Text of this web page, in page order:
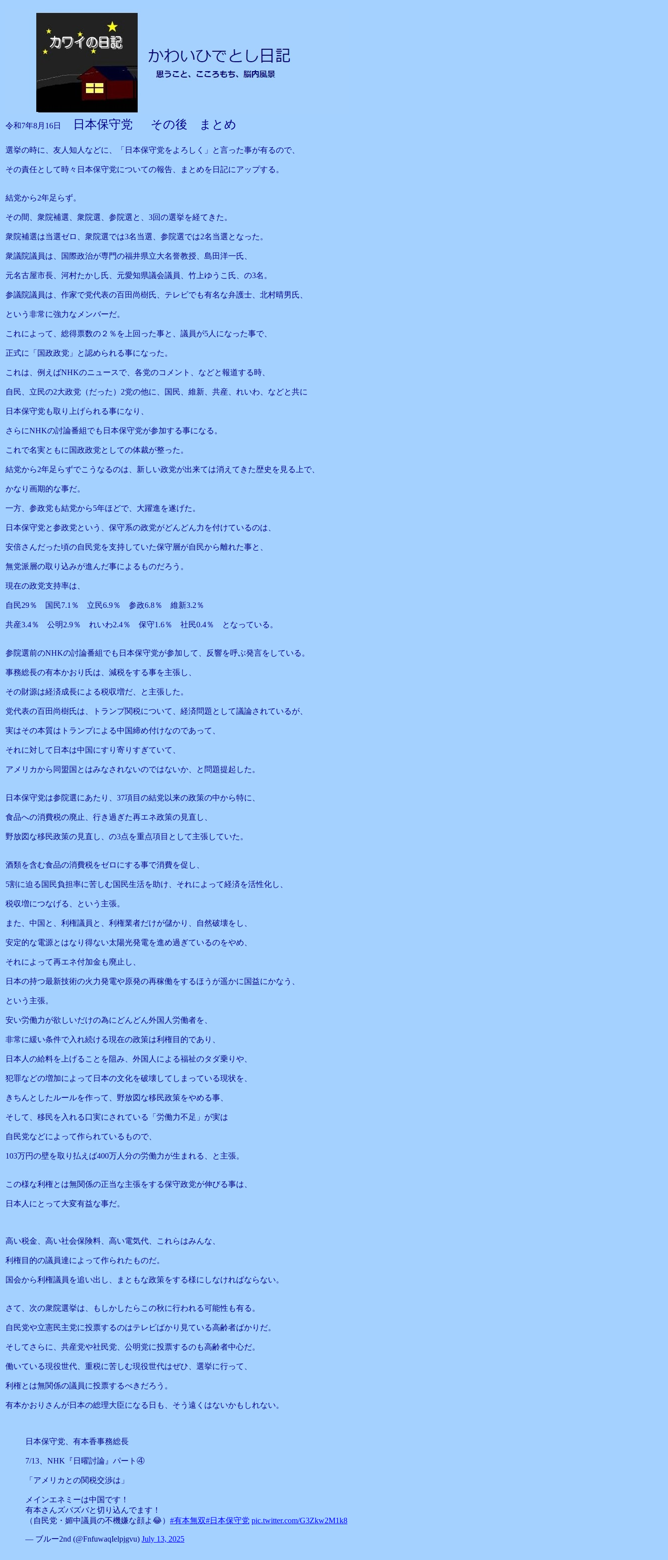
令和7年8月16日 日本保守党 その後 まとめ
選挙の時に、友人知人などに、「日本保守党をよろしく」と言った事が有るので、
その責任として時々日本保守党についての報告、まとめを日記にアップする。
結党から2年足らず。
その間、衆院補選、衆院選、参院選と、3回の選挙を経てきた。
衆院補選は当選ゼロ、衆院選では3名当選、参院選では2名当選となった。
衆議院議員は、国際政治が専門の福井県立大名誉教授、島田洋一氏、
元名古屋市長、河村たかし氏、元愛知県議会議員、竹上ゆうこ氏、の3名。
参議院議員は、作家で党代表の百田尚樹氏、テレビでも有名な弁護士、北村晴男氏、
という非常に強力なメンバーだ。
これによって、総得票数の２％を上回った事と、議員が5人になった事で、
正式に「国政政党」と認められる事になった。
これは、例えばNHKのニュースで、各党のコメント、などと報道する時、
自民、立民の2大政党（だった）2党の他に、国民、維新、共産、れいわ、などと共に
日本保守党も取り上げられる事になり、
さらにNHKの討論番組でも日本保守党が参加する事になる。
これで名実ともに国政政党としての体裁が整った。
結党から2年足らずでこうなるのは、新しい政党が出来ては消えてきた歴史を見る上で、
かなり画期的な事だ。
一方、参政党も結党から5年ほどで、大躍進を遂げた。
日本保守党と参政党という、保守系の政党がどんどん力を付けているのは、
安倍さんだった頃の自民党を支持していた保守層が自民から離れた事と、
無党派層の取り込みが進んだ事によるものだろう。
現在の政党支持率は、
自民29％ 国民7.1％ 立民6.9％ 参政6.8％ 維新3.2％
共産3.4％ 公明2.9％ れいわ2.4％ 保守1.6％ 社民0.4％ となっている。
参院選前のNHKの討論番組でも日本保守党が参加して、反響を呼ぶ発言をしている。
事務総長の有本かおり氏は、減税をする事を主張し、
その財源は経済成長による税収増だ、と主張した。
党代表の百田尚樹氏は、トランプ関税について、経済問題として議論されているが、
実はその本質はトランプによる中国締め付けなのであって、
それに対して日本は中国にすり寄りすぎていて、
アメリカから同盟国とはみなされないのではないか、と問題提起した。
日本保守党は参院選にあたり、37項目の結党以来の政策の中から特に、
食品への消費税の廃止、行き過ぎた再エネ政策の見直し、
野放図な移民政策の見直し、の3点を重点項目として主張していた。
酒類を含む食品の消費税をゼロにする事で消費を促し、
5割に迫る国民負担率に苦しむ国民生活を助け、それによって経済を活性化し、
税収増につなげる、という主張。
また、中国と、利権議員と、利権業者だけが儲かり、自然破壊をし、
安定的な電源とはなり得ない太陽光発電を進め過ぎているのをやめ、
それによって再エネ付加金も廃止し、
日本の持つ最新技術の火力発電や原発の再稼働をするほうが遥かに国益にかなう、
という主張。
安い労働力が欲しいだけの為にどんどん外国人労働者を、
非常に緩い条件で入れ続ける現在の政策は利権目的であり、
日本人の給料を上げることを阻み、外国人による福祉のタダ乗りや、
犯罪などの増加によって日本の文化を破壊してしまっている現状を、
きちんとしたルールを作って、野放図な移民政策をやめる事、
そして、移民を入れる口実にされている「労働力不足」が実は
自民党などによって作られているもので、
103万円の壁を取り払えば400万人分の労働力が生まれる、と主張。
この様な利権とは無関係の正当な主張をする保守政党が伸びる事は、
日本人にとって大変有益な事だ。
高い税金、高い社会保険料、高い電気代、これらはみんな、
利権目的の議員達によって作られたものだ。
国会から利権議員を追い出し、まともな政策をする様にしなければならない。
さて、次の衆院選挙は、もしかしたらこの秋に行われる可能性も有る。
自民党や立憲民主党に投票するのはテレビばかり見ている高齢者ばかりだ。
そしてさらに、共産党や社民党、公明党に投票するのも高齢者中心だ。
働いている現役世代、重税に苦しむ現役世代はぜひ、選挙に行って、
利権とは無関係の議員に投票するべきだろう。
有本かおりさんが日本の総理大臣になる日も、そう遠くはないかもしれない。
日本保守党、有本香事務総長
7/13、NHK『日曜討論』パート④
「アメリカとの関税交渉は」
メインエネミーは中国です！
有本さんズバズバと切り込んでます！
（自民党・媚中議員の不機嫌な顔よ😂） #有本無双#日本保守党 pic.twitter.com/G3Zkw2M1k8
— ブルー2nd (@FnfuwaqIelpjgvu) July 13, 2025